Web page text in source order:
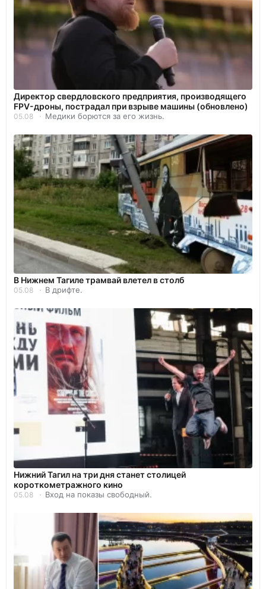
Директор свердловского предприятия, производящего
FPV-дроны, пострадал при взрыве машины (обновлено)
05.08 Медики борются за его жизнь.
В Нижнем Тагиле трамвай влетел в столб
05.08 В дрифте.
Нижний Тагил на три дня станет столицей
короткометражного кино
05.08 Вход на показы свободный.